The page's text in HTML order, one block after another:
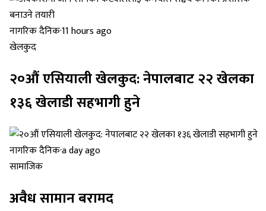
नागरिक दैनिक·11 hours ago
खेलकुद
२०औं एसियाली खेलकुद: नेपालबाट २२ खेलका
१३६ खेलाडी सहभागी हुने
नागरिक दैनिक·a day ago
सामाजिक
अवैध सामान बरामद